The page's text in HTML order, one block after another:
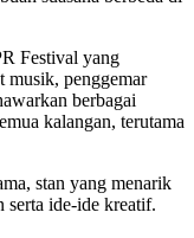
Festival yang
musik, penggemar
berbagai
kalangan, terutama
stan yang menarik
serta ide-ide kreatif.